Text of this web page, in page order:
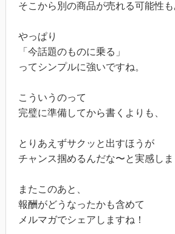
そこから別の商品が売れる可能性も
やっぱり
「今話題のものに乗る」
ってシンプルに強いですね。
こういうのって
完璧に準備してから書くよりも、
とりあえずサクッと出すほうが
チャンス掴めるんだな〜と実感しま
またこのあと、
報酬がどうなったかも含めて
メルマガでシェアしますね！